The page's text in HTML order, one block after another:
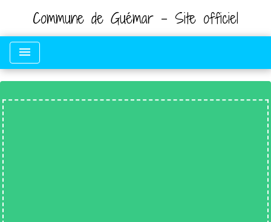
Commune de Guémar - Site officiel
menu